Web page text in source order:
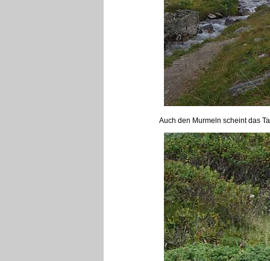
Auch den Murmeln scheint das